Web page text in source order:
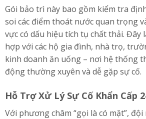
Gói bảo trì này bao gồm kiểm tra
soi các điểm thoát nước quan trọng
vực có dấu hiệu tích tụ chất thải. Đây
hợp với các hộ gia đình, nhà trọ,
kinh doanh ăn uống – nơi hệ thống
động thường xuyên và dễ gặp sự cố.
Hỗ Trợ Xử Lý Sự Cố Khẩn Cấp
Với phương châm “gọi là có mặt”,